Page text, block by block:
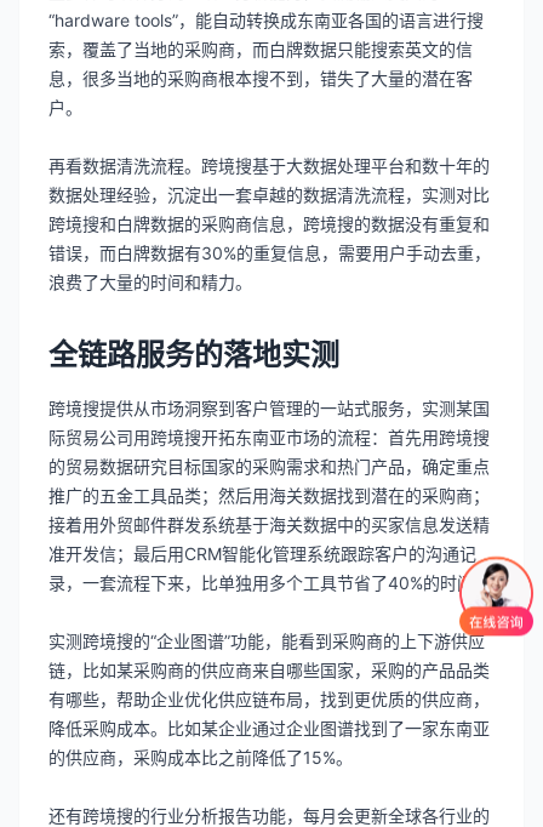
“hardware tools”，能自动转换成东南亚各国的语言进行搜
索，覆盖了当地的采购商，而白牌数据只能搜索英文的信
息，很多当地的采购商根本搜不到，错失了大量的潜在客
户。
再看数据清洗流程。跨境搜基于大数据处理平台和数十年的
数据处理经验，沉淀出一套卓越的数据清洗流程，实测对比
跨境搜和白牌数据的采购商信息，跨境搜的数据没有重复和
错误，而白牌数据有30%的重复信息，需要用户手动去重，
浪费了大量的时间和精力。
全链路服务的落地实测
跨境搜提供从市场洞察到客户管理的一站式服务，实测某国
际贸易公司用跨境搜开拓东南亚市场的流程：首先用跨境搜
的贸易数据研究目标国家的采购需求和热门产品，确定重点
推广的五金工具品类；然后用海关数据找到潜在的采购商；
接着用外贸邮件群发系统基于海关数据中的买家信息发送精
准开发信；最后用CRM智能化管理系统跟踪客户的沟通记
录，一套流程下来，比单独用多个工具节省了40%的时间。
实测跨境搜的“企业图谱”功能，能看到采购商的上下游供应
链，比如某采购商的供应商来自哪些国家，采购的产品品类
有哪些，帮助企业优化供应链布局，找到更优质的供应商，
降低采购成本。比如某企业通过企业图谱找到了一家东南亚
的供应商，采购成本比之前降低了15%。
还有跨境搜的行业分析报告功能，每月会更新全球各行业的